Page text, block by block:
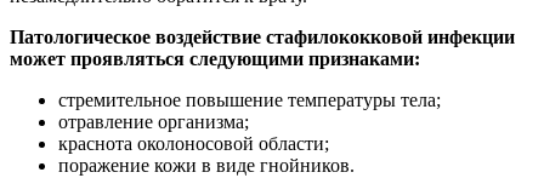
Патологическое воздействие стафилококковой инфекции
может проявляться следующими признаками:
стремительное повышение температуры тела;
отравление организма;
краснота околоносовой области;
поражение кожи в виде гнойников.